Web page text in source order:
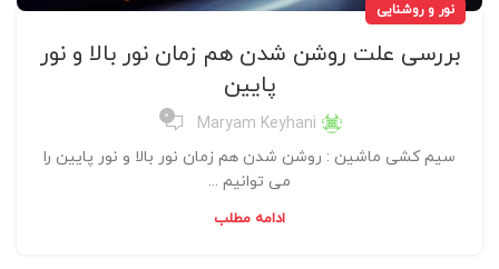
نور و روشنایی
بررسی علت روشن شدن هم زمان نور بالا و نور
پایین
Maryam Keyhani
0
سیم کشی ماشین : روشن شدن هم زمان نور بالا و نور پایین را
می توانیم ...
ادامه مطلب